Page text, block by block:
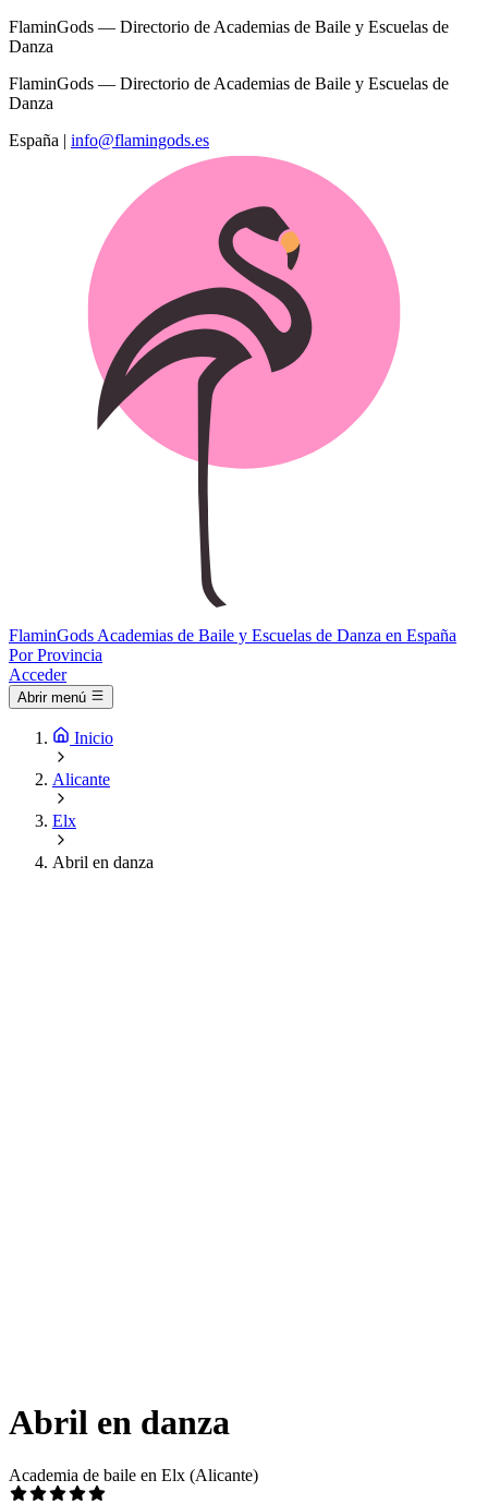
FlaminGods — Directorio de Academias de Baile y Escuelas de
Danza
FlaminGods — Directorio de Academias de Baile y Escuelas de
Danza
España | info@flamingods.es
FlaminGods Academias de Baile y Escuelas de Danza en España
Por Provincia
Acceder
Abrir menú
Inicio
Alicante
Elx
Abril en danza
Abril en danza
Academia de baile en Elx (Alicante)